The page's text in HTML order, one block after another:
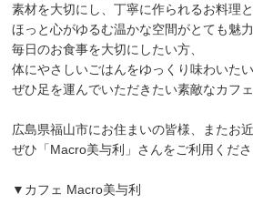
素材を大切にし、丁寧に作られるお料理と
ほっと心がゆるむ温かな空間がとても魅力
毎日のお食事を大切にしたい方、
体にやさしいごはんをゆっくり味わいたい
ぜひ足を運んでいただきたい素敵なカフェ
広島県福山市にお住まいの皆様、またお
ぜひ「Macro美与利」さんをご利用くださ
▼カフェ Macro美与利